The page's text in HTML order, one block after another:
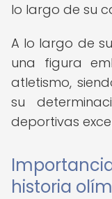
lo largo de su
A lo largo de
una figura
atletismo,
su
deportivas
historia